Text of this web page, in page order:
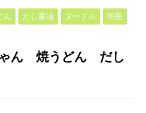
ん だし醤油 ヌードル
明星
ん 焼うどん だし